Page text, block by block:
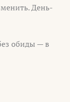
День-
обиды — в